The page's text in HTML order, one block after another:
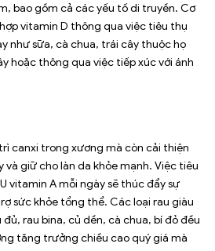
bao gồm cả các yếu tố di truyền. Cơ
vitamin D thông qua việc tiêu thụ
như sữa, cà chua, trái cây thuộc họ
hoặc thông qua việc tiếp xúc với ánh
canxi trong xương mà còn cải thiện
và giữ cho làn da khỏe mạnh. Việc tiêu
vitamin A mỗi ngày sẽ thúc đẩy sự
sức khỏe tổng thể. Các loại rau giàu
rau bina, củ dền, cà chua, bí đỏ đều
tăng trưởng chiều cao quý giá mà